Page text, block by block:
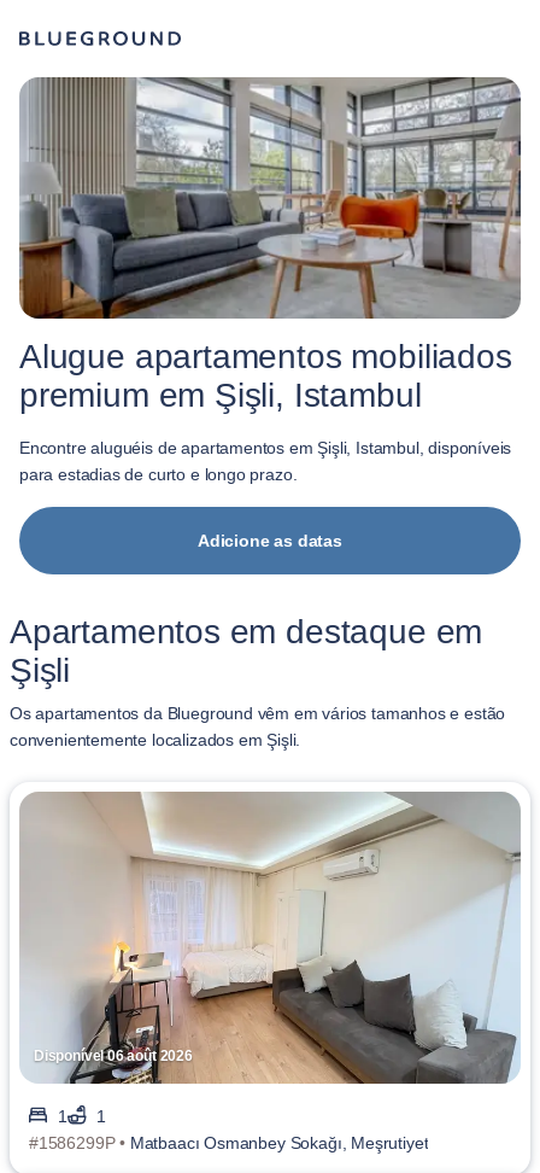
Alugue apartamentos mobiliados
premium em Şişli, Istambul
Encontre aluguéis de apartamentos em Şişli, Istambul, disponíveis
para estadias de curto e longo prazo.
Adicione as datas
Apartamentos em destaque em
Şişli
Os apartamentos da Blueground vêm em vários tamanhos e estão
convenientemente localizados em Şişli.
Disponível 06 août 2026
1
1
#1586299P • Matbaacı Osmanbey Sokağı, Meşrutiyet